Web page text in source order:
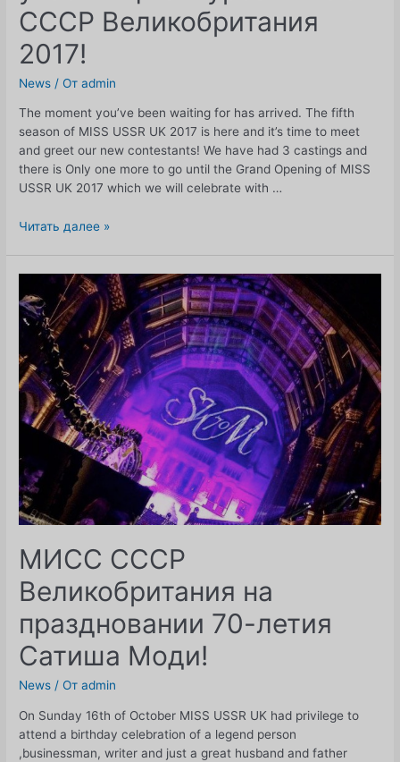
СССР Великобритания
2017!
News / От admin
The moment you’ve been waiting for has arrived. The fifth
season of MISS USSR UK 2017 is here and it’s time to meet
and greet our new contestants! We have had 3 castings and
there is Only one more to go until the Grand Opening of MISS
USSR UK 2017 which we will celebrate with …
Время
приветствовать
новых
участниц
конкурса
МИСС
СССР
Великобритания
2017!
Читать далее »
МИСС СССР
Великобритания на
праздновании 70-летия
Сатиша Моди!
News / От admin
On Sunday 16th of October MISS USSR UK had privilege to
attend a birthday celebration of a legend person
,businessman, writer and just a great husband and father